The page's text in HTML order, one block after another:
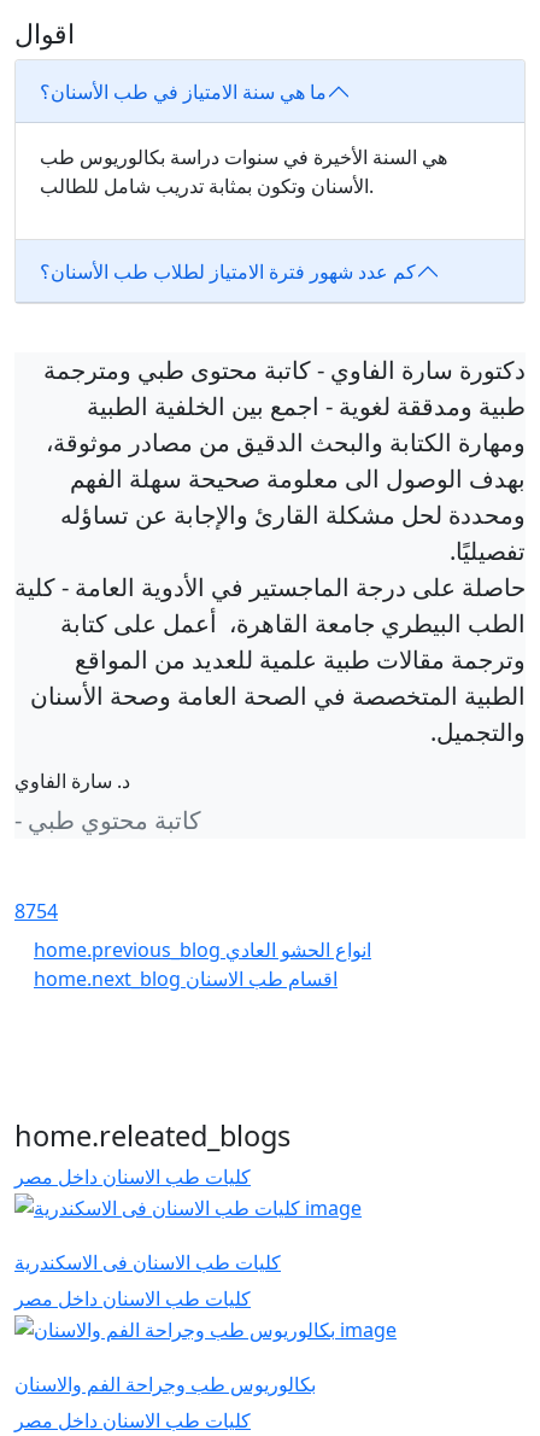
اقوال
ما هي سنة الامتياز في طب الأسنان؟
هي السنة الأخيرة في سنوات دراسة بكالوريوس طب
الأسنان وتكون بمثابة تدريب شامل للطالب.
كم عدد شهور فترة الامتياز لطلاب طب الأسنان؟
دكتورة سارة الفاوي - كاتبة محتوى طبي ومترجمة
طبية ومدققة لغوية - اجمع بين الخلفية الطبية
ومهارة الكتابة والبحث الدقيق من مصادر موثوقة،
بهدف الوصول الى معلومة صحيحة سهلة الفهم
ومحددة لحل مشكلة القارئ والإجابة عن تساؤله
تفصيليًا.
حاصلة على درجة الماجستير في الأدوية العامة - كلية
الطب البيطري جامعة القاهرة، أعمل على كتابة
وترجمة مقالات طبية علمية للعديد من المواقع
الطبية المتخصصة في الصحة العامة وصحة الأسنان
والتجميل.
د. سارة الفاوي
- كاتبة محتوي طبي
8754
home.previous_blog انواع الحشو العادي
home.next_blog اقسام طب الاسنان
home.releated_blogs
كليات طب الاسنان داخل مصر
كليات طب الاسنان فى الاسكندرية
كليات طب الاسنان داخل مصر
بكالوريوس طب وجراحة الفم والاسنان
كليات طب الاسنان داخل مصر